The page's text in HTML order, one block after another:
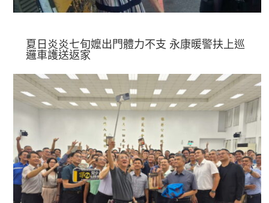
夏日炎炎七旬嬤出門體力不支 永康暖警扶上巡
邏車護送返家